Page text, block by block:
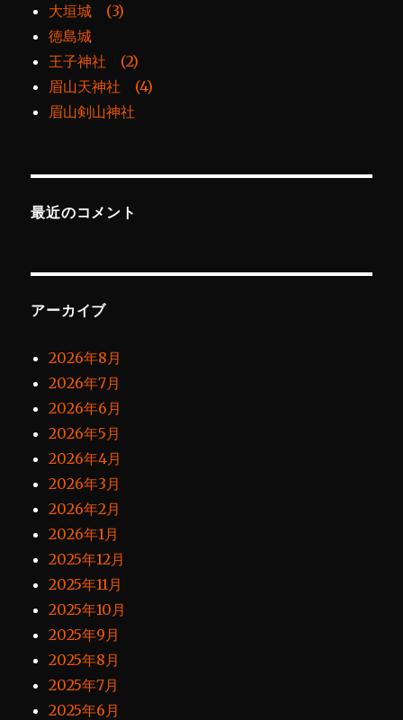
大垣城 (3)
徳島城
王子神社 (2)
眉山天神社 (4)
眉山剣山神社
最近のコメント
アーカイブ
2026年8月
2026年7月
2026年6月
2026年5月
2026年4月
2026年3月
2026年2月
2026年1月
2025年12月
2025年11月
2025年10月
2025年9月
2025年8月
2025年7月
2025年6月